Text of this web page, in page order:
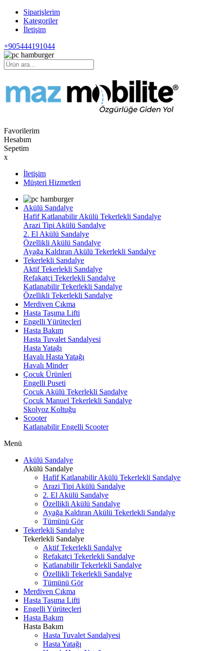
Siparişlerim
Kategoriler
İletişim
+905444191044
Favorilerim
Hesabım
Sepetim
x
İletişim
Müşteri Hizmetleri
Akülü Sandalye
Hafif Katlanabilir Akülü Tekerlekli Sandalye
Arazi Tipi Akülü Sandalye
2. El Akülü Sandalye
Özellikli Akülü Sandalye
Ayağa Kaldıran Akülü Tekerlekli Sandalye
Tekerlekli Sandalye
Aktif Tekerlekli Sandalye
Refakatçi Tekerlekli Sandalye
Katlanabilir Tekerlekli Sandalye
Özellikli Tekerlekli Sandalye
Merdiven Çıkma
Hasta Taşıma Lifti
Engelli Yürüteçleri
Hasta Bakım
Hasta Tuvalet Sandalyesi
Hasta Yatağı
Havalı Hasta Yatağı
Havalı Minder
Çocuk Ürünleri
Engelli Puseti
Çocuk Akülü Tekerlekli Sandalye
Çocuk Manuel Tekerlekli Sandalye
Skolyoz Koltuğu
Scooter
Katlanabilir Engelli Scooter
Menü
Akülü Sandalye
Akülü Sandalye
Hafif Katlanabilir Akülü Tekerlekli Sandalye
Arazi Tipi Akülü Sandalye
2. El Akülü Sandalye
Özellikli Akülü Sandalye
Ayağa Kaldıran Akülü Tekerlekli Sandalye
Tümünü Gör
Tekerlekli Sandalye
Tekerlekli Sandalye
Aktif Tekerlekli Sandalye
Refakatçi Tekerlekli Sandalye
Katlanabilir Tekerlekli Sandalye
Özellikli Tekerlekli Sandalye
Tümünü Gör
Merdiven Çıkma
Hasta Taşıma Lifti
Engelli Yürüteçleri
Hasta Bakım
Hasta Bakım
Hasta Tuvalet Sandalyesi
Hasta Yatağı